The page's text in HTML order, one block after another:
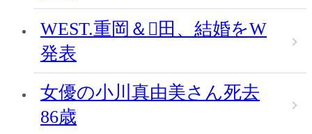
WEST.重岡＆田、結婚をW
発表
女優の小川真由美さん死去
86歳